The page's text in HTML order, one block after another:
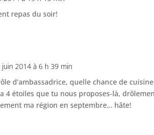
repas du soir!
2014 à 6 h 39 min
d’ambassadrice, quelle chance de
4 étoiles que tu nous proposes-là,
ma région en septembre… hâte!